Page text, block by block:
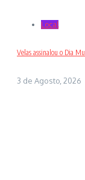
Local
Velas assinalou o Dia
3 de Agosto, 2026